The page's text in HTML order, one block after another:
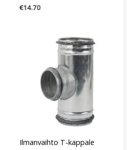
€14.70
Ilmanvaihto T-kappale